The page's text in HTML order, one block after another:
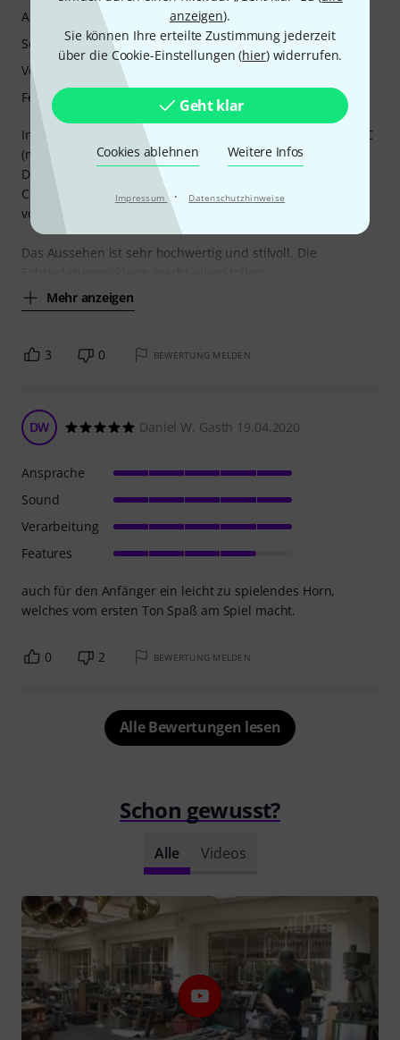
anzeigen).
Sie können Ihre erteilte Zustimmung jederzeit
über die Cookie-Einstellungen (hier) widerrufen.
Geht klar
Cookies ablehnen Weitere Infos
Impressum · Datenschutzhinweise
Insgesamt ein tolles Instrument, dass sich mit dem JK FP 4C
(meine Varinate) auch gut ansprechen und spielen lässt.
Der Klang ist bei bei entsprechender Stimmung des Tones
C'' auf 440 Hz mit dem Stimmgerät richtig schön weich und
voll, wie ich es mir gewünscht habe.
Das Aussehen ist sehr hochwertig und stilvoll. Die
Mehr anzeigen
Ansprache
Sound
Verarbeitung
Features
3 0 BEWERTUNG MELDEN
DW Daniel W. Gasth 19.04.2020
auch für den Anfänger ein leicht zu spielendes Horn,
welches vom ersten Ton Spaß am Spiel macht.
Ansprache
Sound
Verarbeitung
Features
0 2 BEWERTUNG MELDEN
Alle Bewertungen lesen
Schon gewusst?
Alle Videos